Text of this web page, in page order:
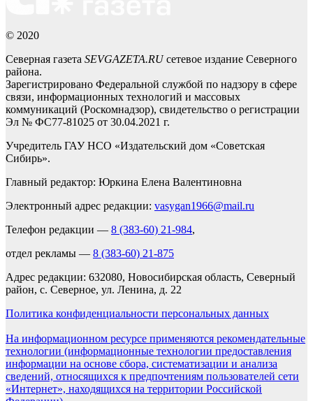
© 2020
Северная газета SEVGAZETA.RUсетевое издание Северного
района.
Зарегистрировано Федеральной службой по надзору в сфере
связи, информационных технологий и массовых
коммуникаций (Роскомнадзор), свидетельство о регистрации
Эл № ФС77-81025 от 30.04.2021 г.
Учредитель ГАУ НСО «Издательский дом «Советская
Сибирь».
Главный редактор: Юркина Елена Валентиновна
Электронный адрес редакции: vasygan1966@mail.ru
Телефон редакции — 8 (383-60) 21-984,
отдел рекламы — 8 (383-60) 21-875
Адрес редакции: 632080, Новосибирская область, Северный
район, с. Северное, ул. Ленина, д. 22
Политика конфиденциальности персональных данных
На информационном ресурсе применяются рекомендательные
технологии (информационные технологии предоставления
информации на основе сбора, систематизации и анализа
сведений, относящихся к предпочтениям пользователей сети
«Интернет», находящихся на территории Российской